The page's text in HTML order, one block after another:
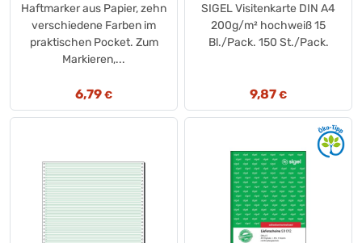
Haftmarker aus Papier, zehn
verschiedene Farben im
praktischen Pocket. Zum
Markieren,...
6,79 €
SIGEL Visitenkarte DIN A4
200g/m² hochweiß 15
Bl./Pack. 150 St./Pack.
9,87 €